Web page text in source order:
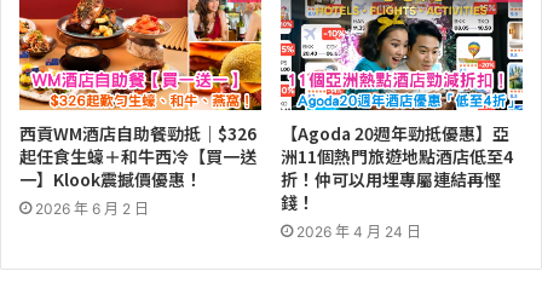
西貢WM酒店自助餐勁抵｜$326
起任食生蠔＋和牛西冷【買一送
一】Klook震撼價優惠！
2026 年 6 月 2 日
【Agoda 20週年勁抵優惠】亞
洲11個熱門旅遊地點酒店低至4
折！仲可以用埋專屬連結再慳
錢！
2026 年 4 月 24 日